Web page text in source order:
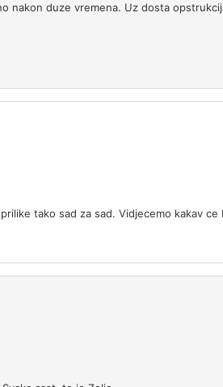
nakon duze vremena. Uz dosta
tako sad za sad. Vidjecemo kakav ce